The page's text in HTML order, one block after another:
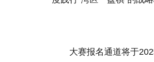
大赛报名通道将于